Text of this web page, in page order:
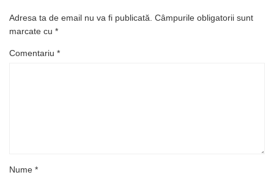
Adresa ta de email nu va fi publicată. Câmpurile obligatorii sunt
marcate cu *
Comentariu *
Nume *